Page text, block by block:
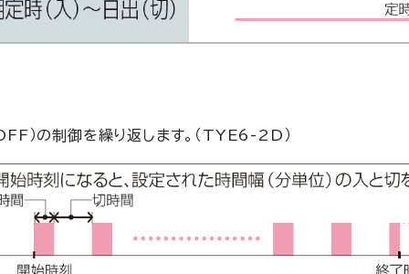
）の制御を繰り返します。（TYE6-2D）